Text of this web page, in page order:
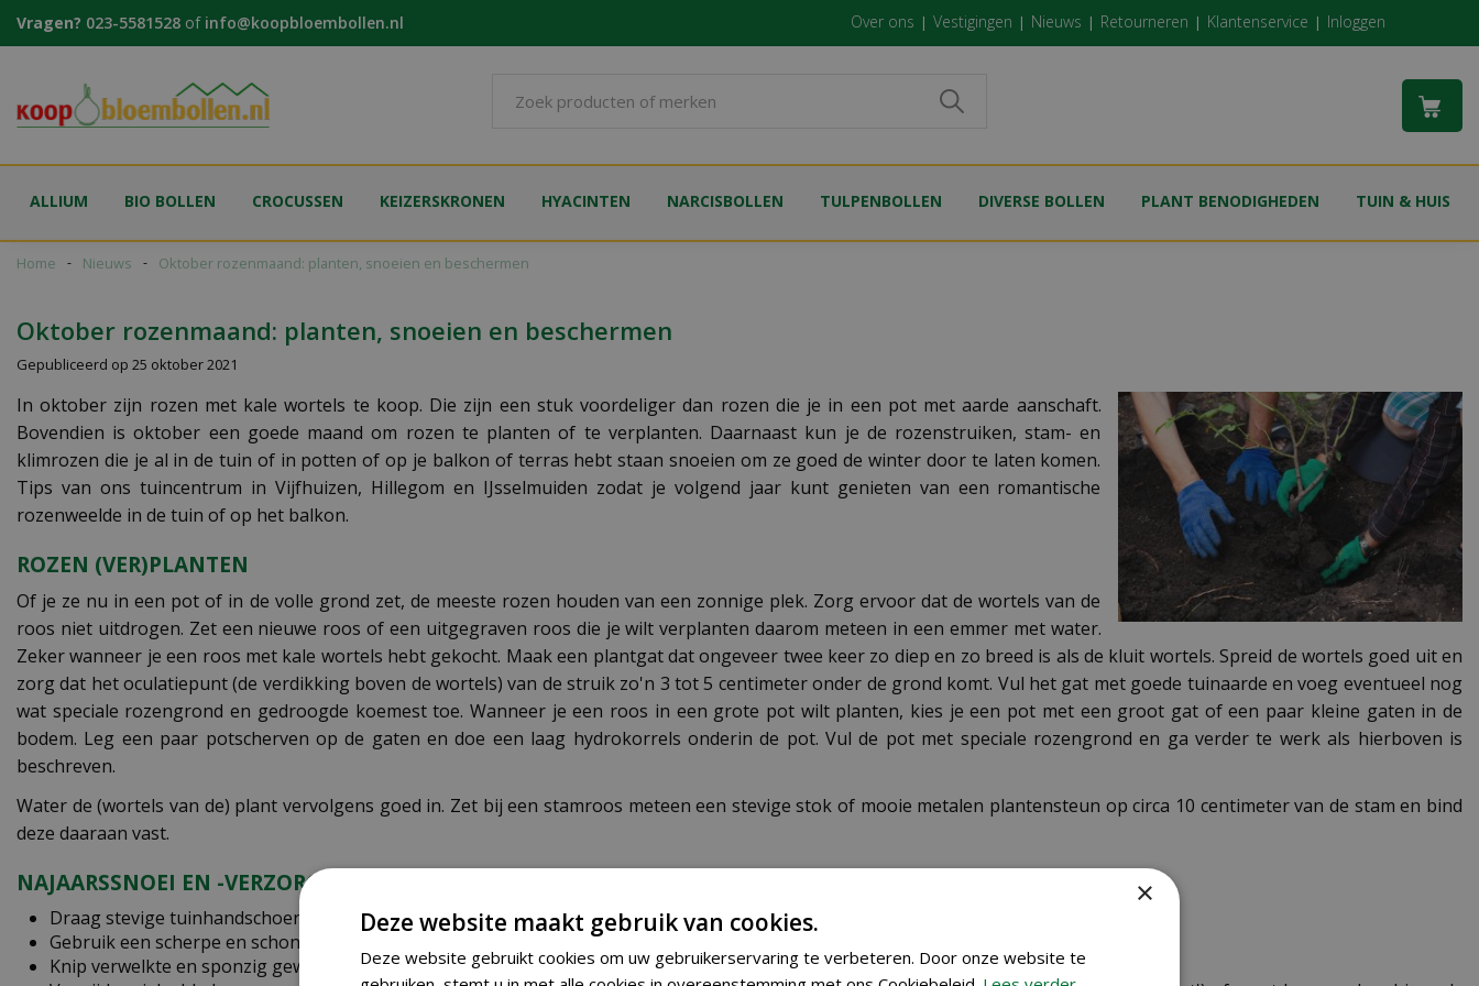
naar
Home Nieuws Oktober rozenmaand: planten, snoeien en beschermen
Vragen? 023-5581528 of info@koopbloembollen.nl Over ons Vestigingen Nieuws Retourneren Klantenservice Inloggen
ALLIUM BIO BOLLEN CROCUSSEN KEIZERSKRONEN HYACINTEN NARCISBOLLEN TULPENBOLLEN DIVERSE BOLLEN PLANT BENODIGHEDEN TUIN & HUIS
Oktober rozenmaand: planten, snoeien en beschermen
Gepubliceerd op 25 oktober 2021
In oktober zijn rozen met kale wortels te koop. Die zijn een stuk voordeliger dan rozen die je in een pot met aarde aanschaft.
Bovendien is oktober een goede maand om rozen te planten of te verplanten. Daarnaast kun je de rozenstruiken, stam- en
klimrozen die je al in de tuin of in potten of op je balkon of terras hebt staan snoeien om ze goed de winter door te laten komen.
Tips van ons tuincentrum in Vijfhuizen, Hillegom en IJsselmuiden zodat je volgend jaar kunt genieten van een romantische
rozenweelde in de tuin of op het balkon.
ROZEN (VER)PLANTEN
Of je ze nu in een pot of in de volle grond zet, de meeste rozen houden van een zonnige plek. Zorg ervoor dat de wortels van de
roos niet uitdrogen. Zet een nieuwe roos of een uitgegraven roos die je wilt verplanten daarom meteen in een emmer met water.
Zeker wanneer je een roos met kale wortels hebt gekocht. Maak een plantgat dat ongeveer twee keer zo diep en zo breed is als de kluit wortels. Spreid de wortels goed uit en
zorg dat het oculatiepunt (de verdikking boven de wortels) van de struik zo'n 3 tot 5 centimeter onder de grond komt. Vul het gat met goede tuinaarde en voeg eventueel nog
wat speciale rozengrond en gedroogde koemest toe. Wanneer je een roos in een grote pot wilt planten, kies je een pot met een groot gat of een paar kleine gaten in de
bodem. Leg een paar potscherven op de gaten en doe een laag hydrokorrels onderin de pot. Vul de pot met speciale rozengrond en ga verder te werk als hierboven is
beschreven.
Water de (wortels van de) plant vervolgens goed in. Zet bij een stamroos meteen een stevige stok of mooie metalen plantensteun op circa 10 centimeter van de stam en bind
deze daaraan vast.
NAJAARSSNOEI EN -VERZORGING VOOR ROZEN
Draag stevige tuinhandschoenen bij het planten, snoeien en verzorgen van rozen.
Gebruik een scherpe en schone snoeischaar.
Knip verwelkte en sponzig geworden bloemen af.
×
Deze website maakt gebruik van cookies.
Deze website gebruikt cookies om uw gebruikerservaring te verbeteren. Door onze website te